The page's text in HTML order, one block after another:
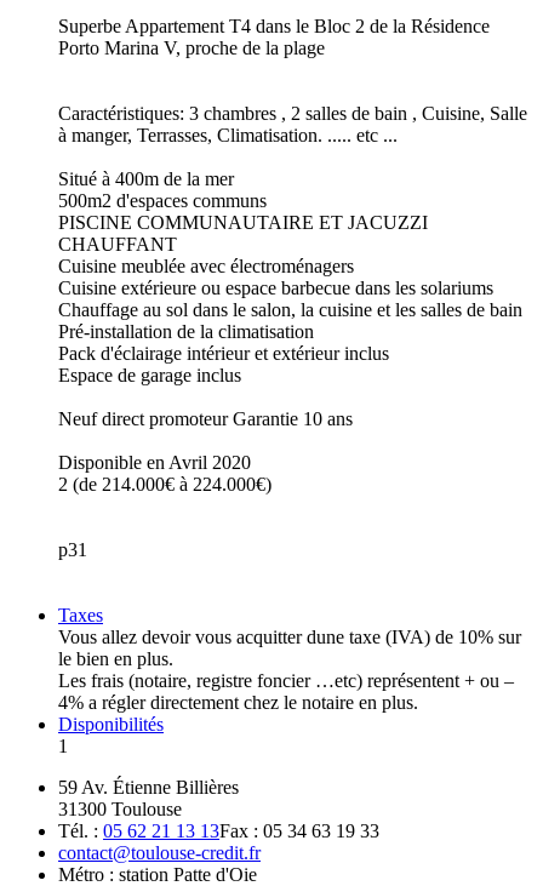
Superbe Appartement T4 dans le Bloc 2 de la Résidence
Porto Marina V, proche de la plage
Caractéristiques: 3 chambres , 2 salles de bain , Cuisine, Salle
à manger, Terrasses, Climatisation. ..... etc ...
Situé à 400m de la mer
500m2 d'espaces communs
PISCINE COMMUNAUTAIRE ET JACUZZI
CHAUFFANT
Cuisine meublée avec électroménagers
Cuisine extérieure ou espace barbecue dans les solariums
Chauffage au sol dans le salon, la cuisine et les salles de bain
Pré-installation de la climatisation
Pack d'éclairage intérieur et extérieur inclus
Espace de garage inclus
Neuf direct promoteur Garantie 10 ans
Disponible en Avril 2020
2 (de 214.000€ à 224.000€)
p31
Taxes
Vous allez devoir vous acquitter dune taxe (IVA) de 10% sur
le bien en plus.
Les frais (notaire, registre foncier …etc) représentent + ou –
4% a régler directement chez le notaire en plus.
Disponibilités
1
59 Av. Étienne Billières
31300 Toulouse
Tél. : 05 62 21 13 13Fax : 05 34 63 19 33
contact@toulouse-credit.fr
Métro : station Patte d'Oie